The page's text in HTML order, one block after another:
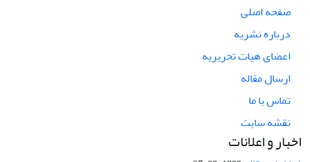
صفحه اصلی
درباره نشریه
اعضای هیات تحریریه
ارسال مقاله
تماس با ما
نقشه سایت
اخبار و اعلانات